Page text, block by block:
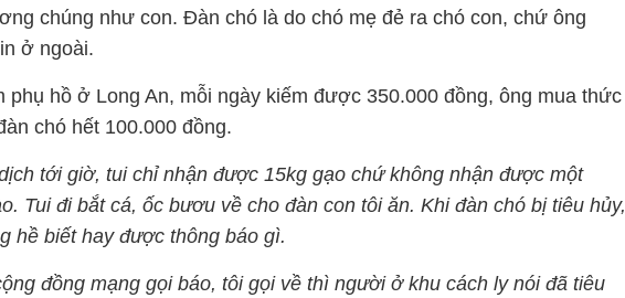
chúng như con. Đàn chó là do chó mẹ đẻ ra chó con, chứ ông
ở ngoài.
phụ hồ ở Long An, mỗi ngày kiếm được 350.000 đồng, ông mua thức
chó hết 100.000 đồng.
tới giờ, tui chỉ nhận được 15kg gạo chứ không nhận được một
Tui đi bắt cá, ốc bươu về cho đàn con tôi ăn. Khi đàn chó bị tiêu hủy,
hề biết hay được thông báo gì.
đồng mạng gọi báo, tôi gọi về thì người ở khu cách ly nói đã tiêu